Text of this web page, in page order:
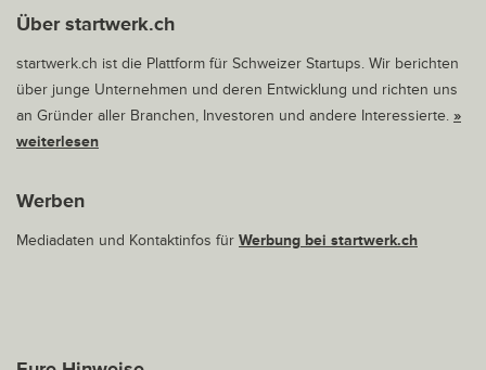
Über startwerk.ch
startwerk.ch ist die Plattform für Schweizer Startups. Wir berichten
über junge Unternehmen und deren Entwicklung und richten uns
an Gründer aller Branchen, Investoren und andere Interessierte. »
weiterlesen
Werben
Mediadaten und Kontaktinfos für Werbung bei startwerk.ch